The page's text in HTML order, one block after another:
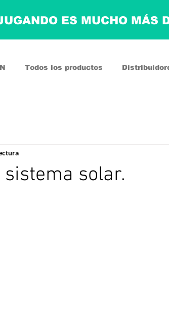
ES MUCHO MÁS
Todos los productos
sistema solar.